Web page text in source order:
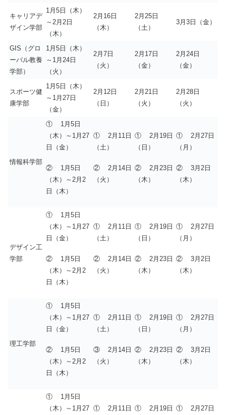
キャリアデ
ザイン学部
1月5日（木）
～2月2日
（木）
2月16日
（木）
2月25日
（土）
3月3日（金）
GIS（グロ
ーバル教養
学部）
1月5日（木）
～1月24日
（火）
2月7日
（火）
2月17日
（金）
2月24日
（金）
スポーツ健
康学部
1月5日（木）
～1月27日
（金）
2月12日
（日）
2月21日
（火）
2月28日
（火）
情報科学部
① 1月5日
（木）～1月27
日（金）
② 1月5日
（木）～2月2
日（木）
① 2月11日
（土）
② 2月14日
（火）
① 2月19日
（日）
② 2月23日
（木）
① 2月27日
（月）
② 3月2日
（木）
デザイン工
学部
① 1月5日
（木）～1月27
日（金）
② 1月5日
（木）～2月2
日（木）
① 2月11日
（土）
② 2月14日
（火）
① 2月19日
（日）
② 2月23日
（木）
① 2月27日
（月）
② 3月2日
（木）
理工学部
① 1月5日
（木）～1月27
日（金）
② 1月5日
（木）～2月2
日（木）
① 2月11日
（土）
③ 2月14日
（火）
① 2月19日
（日）
② 2月23日
（木）
① 2月27日
（月）
② 3月2日
（木）
① 1月5日
（木）～1月27 ① 2月11日 ① 2月19日 ① 2月27日